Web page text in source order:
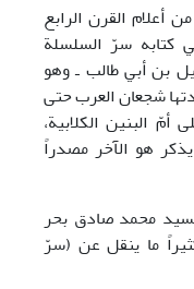
أعلام القرن الرابع
398 أو341 هـ) في كتابه سرّ السلسلة
قال أمير المؤمنين7 لعقيل بن أبي طالب ـ وهو
شجعان العرب حتى
أمّ البنين الكلابية،
هو الآخر مصدراً
محمد صادق بحر
ما ينقل عن (سرّ